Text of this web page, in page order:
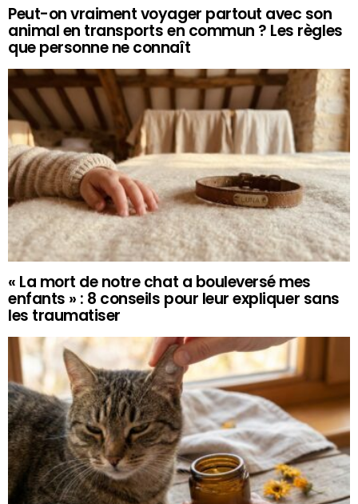
Peut-on vraiment voyager partout avec son
animal en transports en commun ? Les règles
que personne ne connaît
« La mort de notre chat a bouleversé mes
enfants » : 8 conseils pour leur expliquer sans
les traumatiser